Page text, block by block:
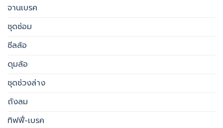
จานเบรค
ชุดซ่อม
ซีลล้อ
ดุมล้อ
ชุดช่วงล่าง
ถังลม
ทิฟฟี่-เบรค